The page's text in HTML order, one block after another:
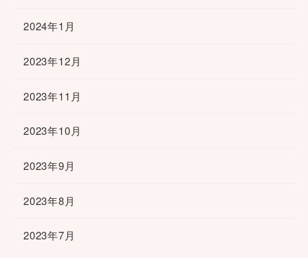
2024年1月
2023年12月
2023年11月
2023年10月
2023年9月
2023年8月
2023年7月